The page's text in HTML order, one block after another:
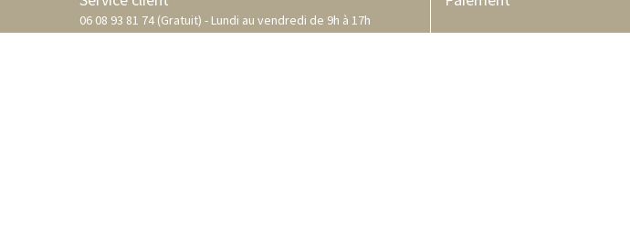
06 08 93 81 74 (Gratuit) - Lundi au vendredi de 9h à 17h